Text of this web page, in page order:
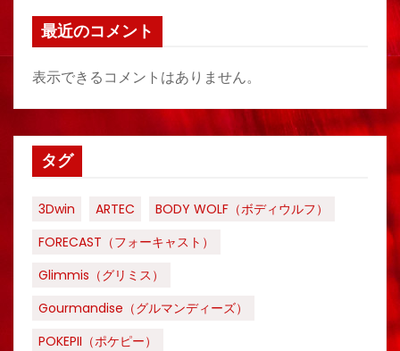
最近のコメント
表示できるコメントはありません。
タグ
3Dwin ARTEC
BODY WOLF（ボディウルフ）
FORECAST（フォーキャスト）
Glimmis（グリミス）
Gourmandise（グルマンディーズ）
POKEPII（ポケピー）